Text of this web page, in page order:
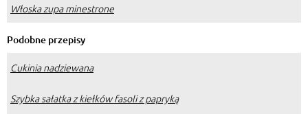
Włoska zupa minestrone
Podobne przepisy
Cukinia nadziewana
Szybka sałatka z kiełków fasoli z papryką